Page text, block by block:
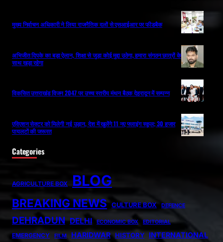
मुख्य निर्वाचन अधिकारी ने लिया राजनैतिक दलों से एसआईआर पर फीडबैक
अभिजीत दिपके का बड़ा ऐलान, शिक्षा से जुड़ा कोई मुद्दा उठेगा, हमारा संगठन छात्रों के
साथ खड़ा रहेगा
विकसित उत्तराखंड विजन 2047 पर उच्च स्तरीय मंथन बैठक देहरादून में सम्पन्न
एविएशन सेक्टर को मिलेगी नई उड़ान, देश में खुलेंगे 11 नए फ्लाइंग स्कूल; 30 हजार
पायलटों की जरूरत
Categories
AGRICULTURE BOX BLOG
BREAKING NEWS CULTURE BOX DEFENCE
DEHRADUN DELHI ECONOMIC BOX EDITORIAL
EMERGENCY FILM HARIDWAR HISTORY INTERNATIONAL